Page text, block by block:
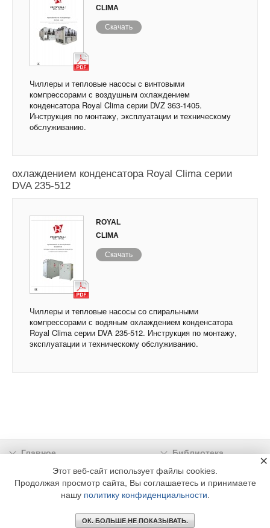
CLIMA
Скачать
Чиллеры и тепловые насосы с винтовыми
компрессорами с воздушным охлаждением
конденсатора Royal Clima серии DVZ 363-1405.
Инструкция по монтажу, эксплуатации и техническому
обслуживанию.
охлаждением конденсатора Royal Clima серии
DVA 235-512
ROYAL
CLIMA
Скачать
Чиллеры и тепловые насосы со спиральными
компрессорами с водяным охлаждением конденсатора
Royal Clima серии DVA 235-512. Инструкция по монтажу,
эксплуатации и техническому обслуживанию.
Главное
Библиотека
Подписка
Реклама
Информация
© 2002 - 2026 OOO Издательский дом «МЕДИА ТЕХНОЛОДЖИ» +7 (495) 665-00-
Этот веб-сайт использует файлы cookies.
Продолжая просмотр сайта, Вы соглашаетесь и принимаете
нашу политику конфиденциальности
ОК. БОЛЬШЕ НЕ ПОКАЗЫВАТЬ.
×